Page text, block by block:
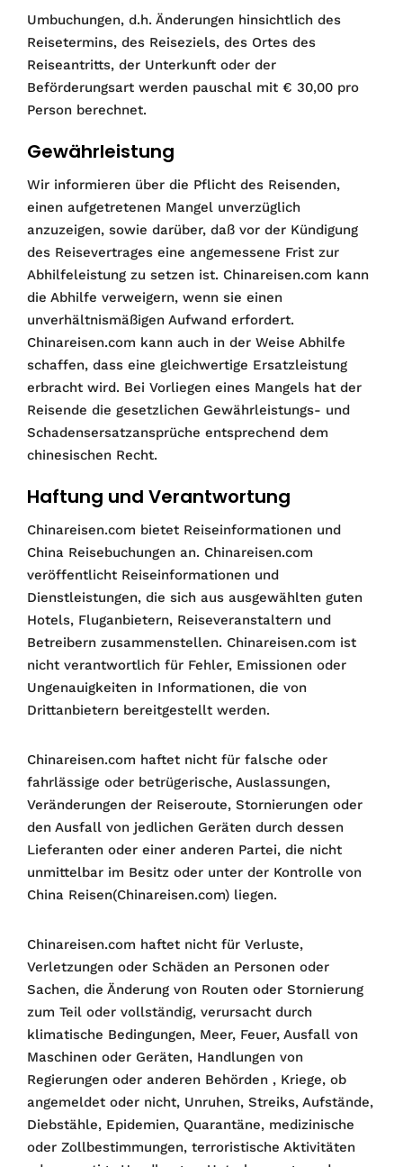
Umbuchungen, d.h. Änderungen hinsichtlich des
Reisetermins, des Reiseziels, des Ortes des
Reiseantritts, der Unterkunft oder der
Beförderungsart werden pauschal mit € 30,00 pro
Person berechnet.
Gewährleistung
Wir informieren über die Pflicht des Reisenden,
einen aufgetretenen Mangel unverzüglich
anzuzeigen, sowie darüber, daß vor der Kündigung
des Reisevertrages eine angemessene Frist zur
Abhilfeleistung zu setzen ist. Chinareisen.com kann
die Abhilfe verweigern, wenn sie einen
unverhältnismäßigen Aufwand erfordert.
Chinareisen.com kann auch in der Weise Abhilfe
schaffen, dass eine gleichwertige Ersatzleistung
erbracht wird. Bei Vorliegen eines Mangels hat der
Reisende die gesetzlichen Gewährleistungs- und
Schadensersatzansprüche entsprechend dem
chinesischen Recht.
Haftung und Verantwortung
Chinareisen.com bietet Reiseinformationen und
China Reisebuchungen an. Chinareisen.com
veröffentlicht Reiseinformationen und
Dienstleistungen, die sich aus ausgewählten guten
Hotels, Fluganbietern, Reiseveranstaltern und
Betreibern zusammenstellen. Chinareisen.com ist
nicht verantwortlich für Fehler, Emissionen oder
Ungenauigkeiten in Informationen, die von
Drittanbietern bereitgestellt werden.
Chinareisen.com haftet nicht für falsche oder
fahrlässige oder betrügerische, Auslassungen,
Veränderungen der Reiseroute, Stornierungen oder
den Ausfall von jedlichen Geräten durch dessen
Lieferanten oder einer anderen Partei, die nicht
unmittelbar im Besitz oder unter der Kontrolle von
China Reisen(Chinareisen.com) liegen.
Chinareisen.com haftet nicht für Verluste,
Verletzungen oder Schäden an Personen oder
Sachen, die Änderung von Routen oder Stornierung
zum Teil oder vollständig, verursacht durch
klimatische Bedingungen, Meer, Feuer, Ausfall von
Maschinen oder Geräten, Handlungen von
Regierungen oder anderen Behörden , Kriege, ob
angemeldet oder nicht, Unruhen, Streiks, Aufstände,
Diebstähle, Epidemien, Quarantäne, medizinische
oder Zollbestimmungen, terroristische Aktivitäten